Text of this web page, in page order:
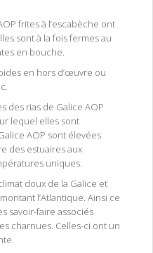
frites à l’escabèche ont
sont à la fois fermes au
en bouche.
en hors d’œuvre ou
des rias de Galice AOP
lequel elles sont
AOP sont élevées
des estuaires aux
uniques.
doux de la Galice et
l’Atlantique. Ainsi ce
savoir-faire associés
charnues. Celles-ci ont un